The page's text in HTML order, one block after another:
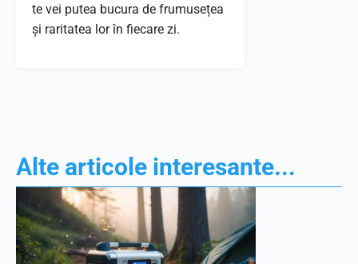
te vei putea bucura de frumusețea
și raritatea lor în fiecare zi.
Alte articole interesante...